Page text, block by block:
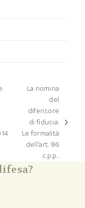
articolo
successivo:
La nomina
del
difensore
di fiducia.
Le formalità
dell’art. 96
c.p.p..